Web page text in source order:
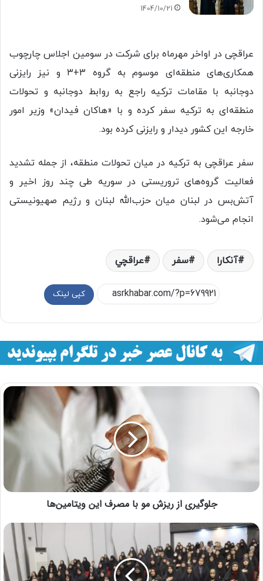
1404/10/21
عراقچی در اواخر مهرماه برای شرکت در سومین اجلاس چارچوب
همکاری‌های منطقه‌ای موسوم به گروه ۳+۳ و نیز رایزنی
دوجانبه با مقامات ترکیه راجع به روابط دوجانبه و تحولات
منطقه‌ای به ترکیه سفر کرده و با «هاکان فیدان» وزیر امور
خارجه این کشور دیدار و رایزنی کرده بود.
سفر عراقچی به ترکیه در میان تحولات منطقه، از جمله تشدید
فعالیت گروه‌های تروریستی در سوریه طی چند روز اخیر و
آتش‌بس در لبنان میان حزب‌الله لبنان و رژیم صهیونیستی
انجام می‌شود.
آنکارا سفر عراقچي
کپی لینک
جلوگیری از ریزش مو با مصرف این ویتامین‌ها